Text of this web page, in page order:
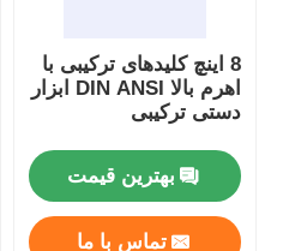
8 اینچ کلیدهای ترکیبی با
اهرم بالا DIN ANSI ابزار
دستی ترکیبی
بهترین قیمت
تماس با ما